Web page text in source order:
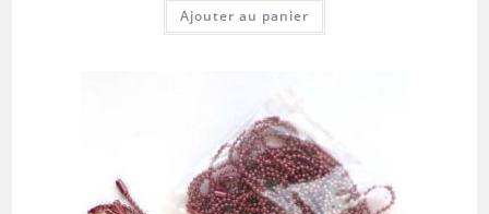
Ajouter au panier